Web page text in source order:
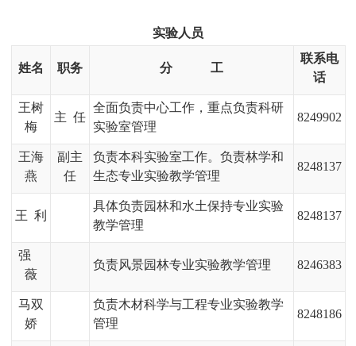
实验人员
姓名 职务 分 工
联系电
话
王树
梅
主 任
全面负责中心工作，重点负责科研
实验室管理
8249902
王海
燕
副主
任
负责本科实验室工作。负责林学和
生态专业实验教学管理
8248137
王 利
具体负责园林和水土保持专业实验
教学管理
8248137
强
薇
负责风景园林专业实验教学管理 8246383
马双
娇
负责木材科学与工程专业实验教学
管理
8248186